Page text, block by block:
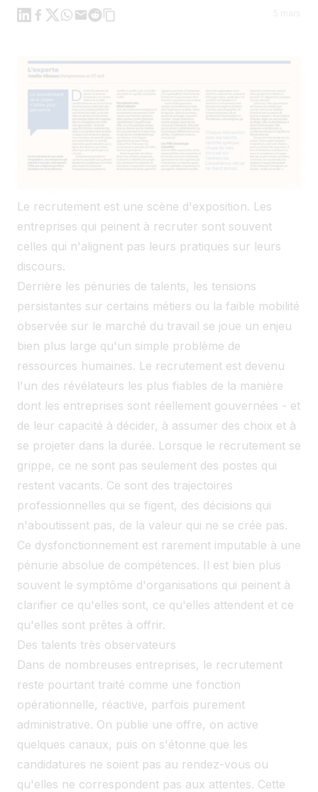
Linkedin
Facebook
X WhatsApp
MailReddit
Le recrutement est une scène d'exposition. Les
entreprises qui peinent à recruter sont souvent
celles qui n'alignent pas leurs pratiques sur leurs
discours.
Derrière les pénuries de talents, les tensions
persistantes sur certains métiers ou la faible mobilité
observée sur le marché du travail se joue un enjeu
bien plus large qu'un simple problème de
ressources humaines. Le recrutement est devenu
l'un des révélateurs les plus fiables de la manière
dont les entreprises sont réellement gouvernées - et
de leur capacité à décider, à assumer des choix et à
se projeter dans la durée. Lorsque le recrutement se
grippe, ce ne sont pas seulement des postes qui
restent vacants. Ce sont des trajectoires
professionnelles qui se figent, des décisions qui
n'aboutissent pas, de la valeur qui ne se crée pas.
Ce dysfonctionnement est rarement imputable à une
pénurie absolue de compétences. Il est bien plus
souvent le symptôme d'organisations qui peinent à
clarifier ce qu'elles sont, ce qu'elles attendent et ce
qu'elles sont prêtes à offrir.
Des talents très observateurs
Dans de nombreuses entreprises, le recrutement
reste pourtant traité comme une fonction
opérationnelle, réactive, parfois purement
administrative. On publie une offre, on active
quelques canaux, puis on s'étonne que les
candidatures ne soient pas au rendez-vous ou
qu'elles ne correspondent pas aux attentes. Cette